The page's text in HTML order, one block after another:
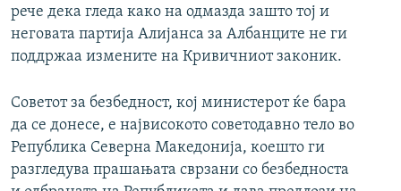
рече дека гледа како на одмазда зашто тој и
неговата партија Алијанса за Албанците не ги
поддржаа измените на Кривичниот законик.
Советот за безбедност, кој министерот ќе бара
да се донесе, е највисокото советодавно тело во
Република Северна Македонија, коешто ги
разгледува прашањата сврзани со безбедноста